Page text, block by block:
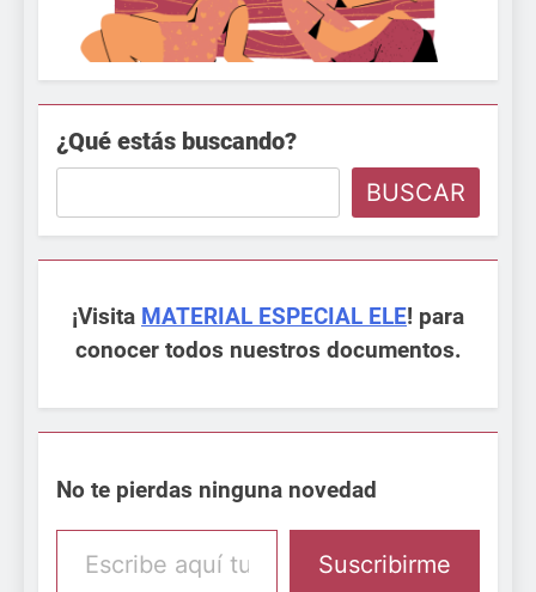
¿Qué estás buscando?
BUSCAR
¡Visita MATERIAL ESPECIAL ELE! para
conocer todos nuestros documentos.
No te pierdas ninguna novedad
Escribe aquí tu email
Suscribirme